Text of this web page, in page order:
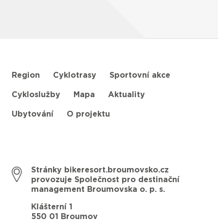
Region Cyklotrasy Sportovní akce
Cykloslužby Mapa Aktuality
Ubytování O projektu
Stránky bikeresort.broumovsko.cz
provozuje Společnost pro destinační
management Broumovska o. p. s.
Klášterní 1
550 01 Broumov